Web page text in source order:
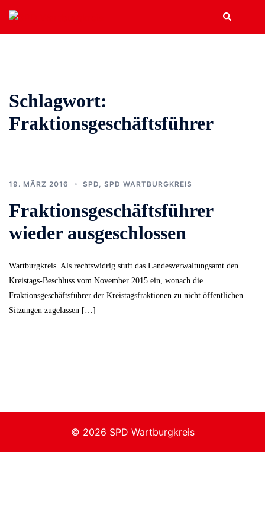
Zum
Inhalt
springen
Search
Schlagwort:
Fraktionsgeschäftsführer
19. MÄRZ 2016 SPD SPD WARTBURGKREIS
Fraktionsgeschäftsführer
wieder ausgeschlossen
Wartburgkreis. Als rechtswidrig stuft das Landesverwaltungsamt den
Kreistags-Beschluss vom November 2015 ein, wonach die
Fraktionsgeschäftsführer der Kreistagsfraktionen zu nicht öffentlichen
Sitzungen zugelassen […]
© 2026 SPD Wartburgkreis